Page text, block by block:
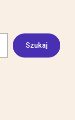
Szukaj